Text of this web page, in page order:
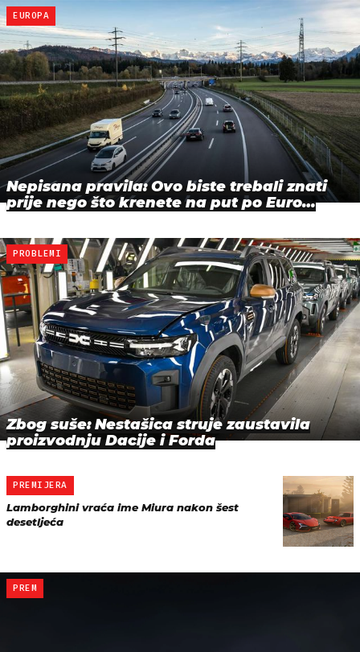
EUROPA
Nepisana pravila: Ovo biste trebali znati
prije nego što krenete na put po Euro…
PROBLEMI
Zbog suše: Nestašica struje zaustavila
proizvodnju Dacije i Forda
PREMIJERA
Lamborghini vraća ime Miura nakon šest
desetljeća
PREM